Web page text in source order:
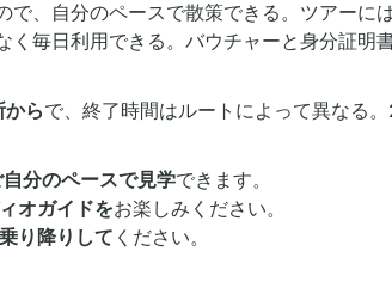
で、自分のペースで散策できる。ツアーに
く毎日利用できる。バウチャーと身分証明
らで、終了時間はルートによって異なる。
自分のペースで見学できます。
オガイドをお楽しみください。
り降りして ください。